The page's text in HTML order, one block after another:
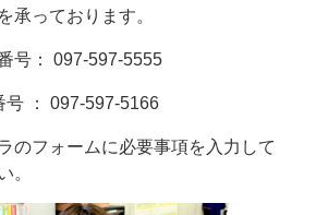
承っております。
号：097-597-5555
： 097-597-5166
のフォームに必要事項を入力して
。